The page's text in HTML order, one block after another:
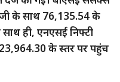
के साथ 76,135.54 के
ही, एनएसई निफ्टी
के स्तर पर पहुंच